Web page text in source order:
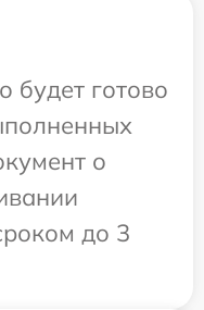
будет готово
о
до 3